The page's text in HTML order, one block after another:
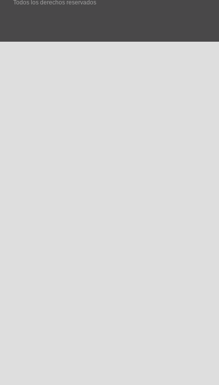
Todos los derechos reservados